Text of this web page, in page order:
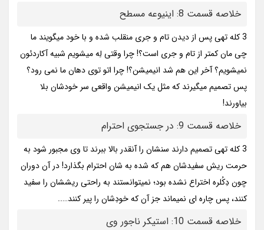
خلاصه قسمت 8: اینیوعه مسطح
3 کله تهی پس از دیدن تام و جری منقلب شده و با خود میگویند ما
چی مان کمتر از تام و جری است؟! چرا وقتی لِه میشویم شبیه آکاردئون
نمیشویم؟ آخر این هم شد انیمیشن؟! چرا اتو توی دهان ما نمی رود؟
پس تصمیم میگیرند که مثل یک انیمیشن واقعی سر خودشان بلا
بیاورند!
خلاصه قسمت 9: در جستجوی احترام
3 کله تهی تصمیم دارند سنشان را آنقدر بالا ببرند تا وی مجبور شود به
حرمت ریش سفیدشان هم که شده به شان احترام بگذارد! در آن دوران
چون دِکُلره اختراع نشده بود؛ نمیتوانستند به راحتی ریششان را سفید
کنند، پس چاره ای نمیماند جز آن که خودِشان را پیر کنند…..
خلاصه قسمت 10: استیكر ناجور وی